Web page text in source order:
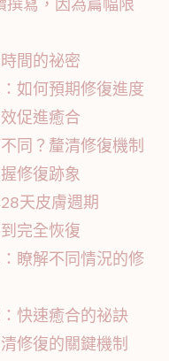
寫，因為篇幅限
間的祕密
如何預期修復進度
促進癒合
同？釐清修復機制
修復跡象
天皮膚週期
完全恢復
瞭解不同情況的修
快速癒合的祕訣
修復的關鍵機制